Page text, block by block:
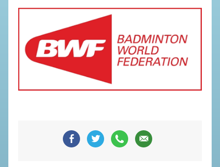
CONTATTI
AVVISI E BANDI
CIRCOLARI
SAFEGUARDING
GIUSTIZIA FEDERALE